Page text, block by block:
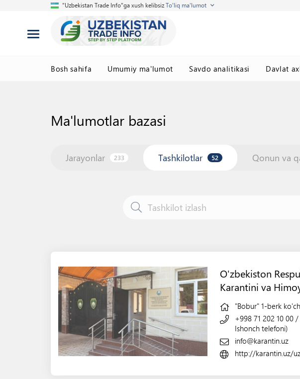
"Uzbekistan Trade Info"ga xush kelibsizTo'liq ma'lumot
Bosh sahifa Umumiy ma'lumot Savdo analitikasi Davlat
Ma'lumotlar bazasi
Jarayonlar 233 Tashkilotlar 52 Qonun va
O'zbekiston
Karantini va
"Bobur" 1-berk
+998 71 202 10 00 /
Ishonch telefoni)
info@karantin.uz
http://karantin.uz/